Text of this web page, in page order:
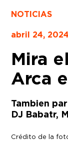
NOTICIAS
abril 24, 2024
Mira
Arca
Tambien
DJ Babatr,
Crédito de la